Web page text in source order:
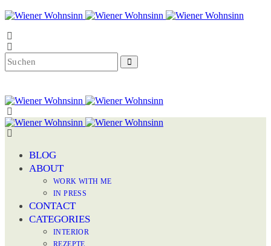
BLOG
ABOUT
WORK WITH ME
IN PRESS
CONTACT
CATEGORIES
INTERIOR
REZEPTE